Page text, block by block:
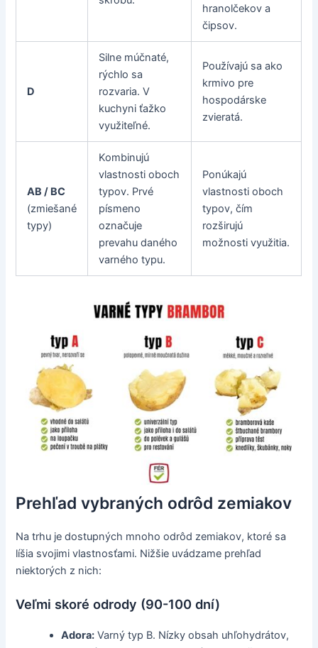
hranolčekov a
čipsov.
D
Silne múčnaté,
rýchlo sa
rozvaria. V
kuchyni ťažko
využiteľné.
Používajú sa ako
krmivo pre
hospodárske
zvieratá.
AB / BC
(zmiešané
typy)
Kombinujú
vlastnosti oboch
typov. Prvé
písmeno
označuje
prevahu daného
varného typu.
Ponúkajú
vlastnosti oboch
typov, čím
rozširujú
možnosti využitia.
Prehľad vybraných odrôd zemiakov
Na trhu je dostupných mnoho odrôd zemiakov, ktoré sa
líšia svojimi vlastnosťami. Nižšie uvádzame prehľad
niektorých z nich:
Veľmi skoré odrody (90-100 dní)
Adora: Varný typ B. Nízky obsah uhľohydrátov,